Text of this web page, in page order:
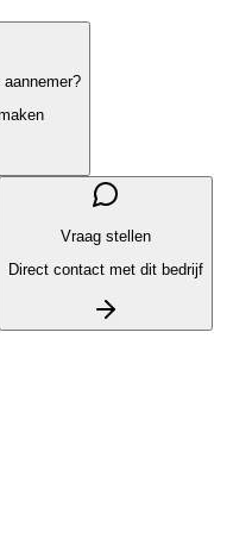
Vraag stellen
Direct contact met dit bedrijf